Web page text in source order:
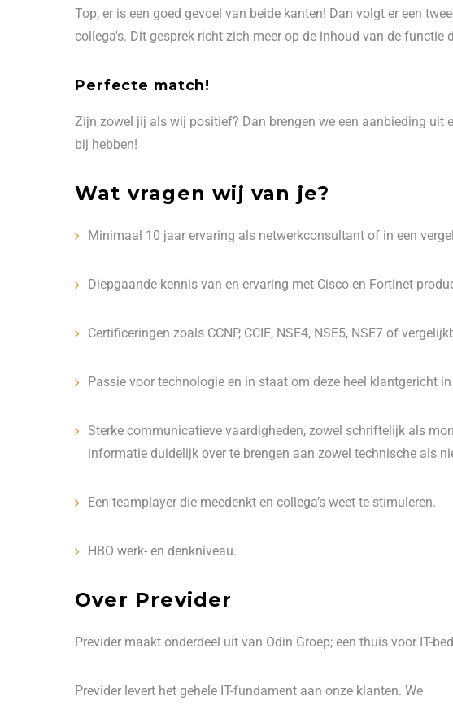
Top, er is een goed gevoel van beide kanten! Dan volgt er een
collega's. Dit gesprek richt zich meer op de inhoud van de functie
Perfecte match!
Zijn zowel jij als wij positief? Dan brengen we een aanbieding uit
bij hebben!
Wat vragen wij van je?
Minimaal 10 jaar ervaring als netwerkconsultant of in een
Diepgaande kennis van en ervaring met Cisco en Fortinet
Certificeringen zoals CCNP, CCIE, NSE4, NSE5, NSE7 of
Passie voor technologie en in staat om deze heel klantgericht
Sterke communicatieve vaardigheden, zowel schriftelijk als
informatie duidelijk over te brengen aan zowel technische als
Een teamplayer die meedenkt en collega’s weet te stimuleren.
HBO werk- en denkniveau.
Over Previder
Previder maakt onderdeel uit van Odin Groep; een thuis voor IT-
Previder levert het gehele IT-fundament aan onze klanten. We